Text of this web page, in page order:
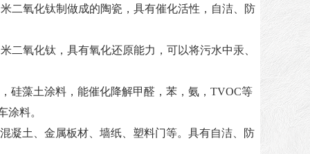
二氧化钛制做成的陶瓷，具有催化活性，自洁、防
二氧化钛，具有氧化还原能力，可以将污水中汞、
硅藻土涂料，能催化降解甲醛，苯，氨，TVOC等
涂料。
凝土、金属板材、墙纸、塑料门等。具有自洁、防